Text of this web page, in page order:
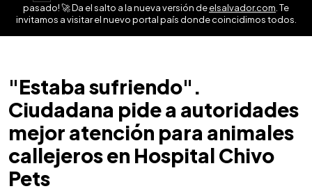
pasado! 🚀 Da el salto a la nueva versión deelsalvador.com . Te
invitamos a visitar el nuevo portal país donde coincidimos todos.
"Estaba sufriendo".
Ciudadana pide a autoridades
mejor atención para animales
callejeros en Hospital Chivo
Pets